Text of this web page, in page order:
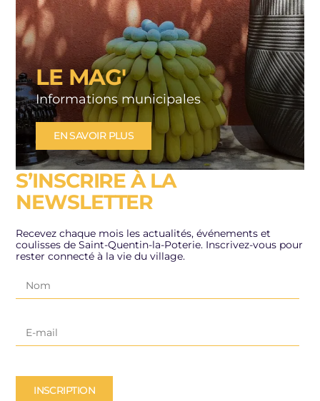
LE MAG'
Informations municipales
EN SAVOIR PLUS
S’INSCRIRE À LA
NEWSLETTER
Recevez chaque mois les actualités, événements et
coulisses de Saint-Quentin-la-Poterie. Inscrivez-vous pour
rester connecté à la vie du village.
INSCRIPTION